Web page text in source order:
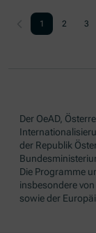
1 2 3
Der OeAD,
der Republik
Die Programme
insbesondere
sowie der